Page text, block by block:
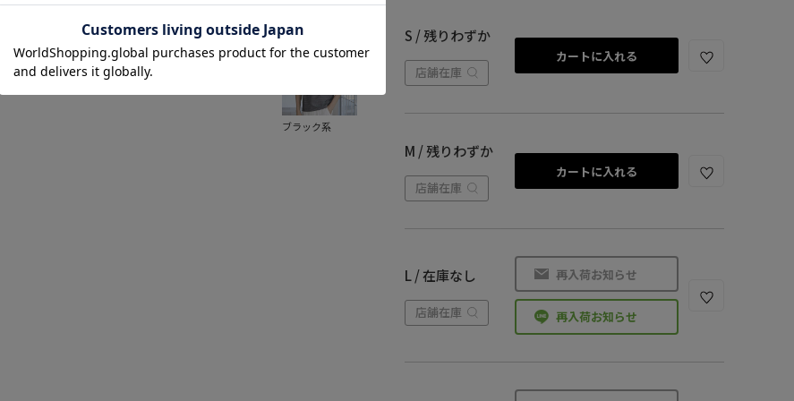
ブラック系
S / 残りわずか
店舗在庫
カートに入れる
M / 残りわずか
店舗在庫
カートに入れる
L / 在庫なし
店舗在庫
再入荷お知らせ
再入荷お知らせ